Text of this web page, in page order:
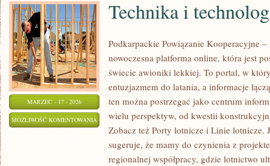
MARZEC - 17 - 2026
MOŻLIWOŚĆ KOMENTOWANIA TECHNIKA
TECHNOLOGIE
Technika i
Podkarpackie Powiązanie Kooperacyjne
nowoczesna platforma online, która jest
świecie awioniki lekkiej. To portal, w
entuzjazmem do latania, a informacje
ten można postrzegać jako centrum
wielu perspektyw, od kwestii
Zobacz też Porty lotnicze i Linie lotnicze.
sugeruje, że mamy do czynienia z
regionalnej współpracy, gdzie lotnictwo